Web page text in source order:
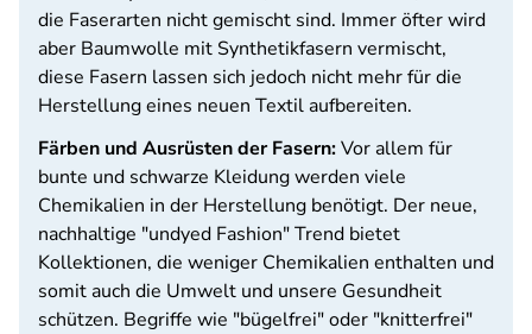
die Faserarten nicht gemischt sind. Immer öfter wird
aber Baumwolle mit Synthetikfasern vermischt,
diese Fasern lassen sich jedoch nicht mehr für die
Herstellung eines neuen Textil aufbereiten.
Färben und Ausrüsten der Fasern:Vor allem für
bunte und schwarze Kleidung werden viele
Chemikalien in der Herstellung benötigt. Der neue,
nachhaltige "undyed Fashion" Trend bietet
Kollektionen, die weniger Chemikalien enthalten und
somit auch die Umwelt und unsere Gesundheit
schützen. Begriffe wie "bügelfrei" oder "knitterfrei"